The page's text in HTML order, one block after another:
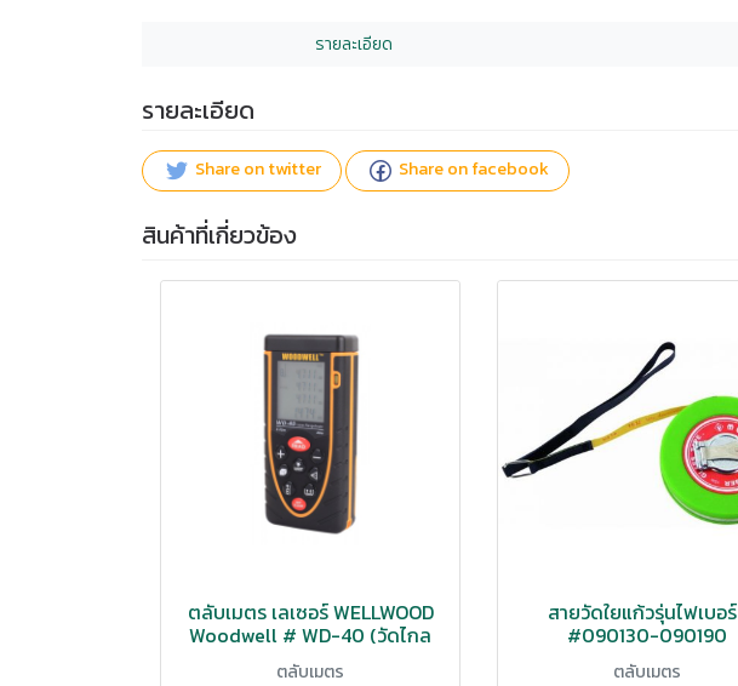
รายละเอียด
รายละเอียด
Share on twitter Share on facebook
สินค้าที่เกี่ยวข้อง
ตลับเมตร เลเซอร์ WELLWOOD
Woodwell # WD-40 (วัดไกล
40 ม.)
ตลับเมตร
สายวัดใยแก้วรุ่นไฟเบอร์
#090130-090190
ตลับเมตร